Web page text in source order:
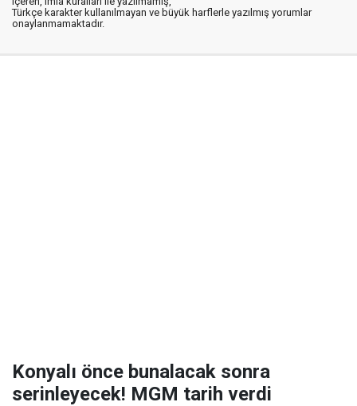
Türkçe karakter kullanılmayan ve büyük harflerle yazılmış yorumlar
onaylanmamaktadır.
Konyalı önce bunalacak sonra
serinleyecek! MGM tarih verdi